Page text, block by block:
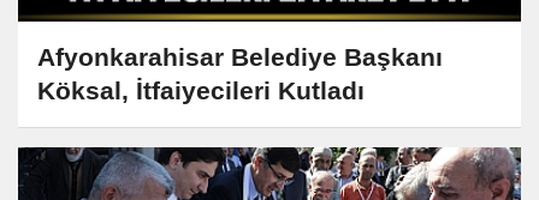
Afyonkarahisar Belediye Başkanı
Köksal, İtfaiyecileri Kutladı